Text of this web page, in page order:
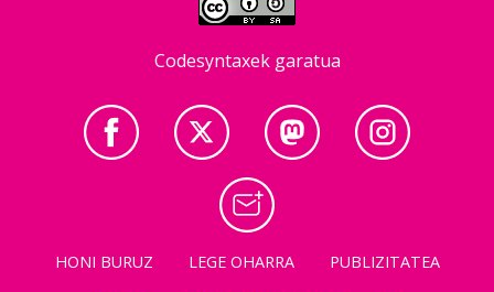
Codesyntaxek garatua
HONI BURUZ LEGE OHARRA
PUBLIZITATEA